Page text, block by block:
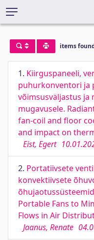
items
1. Kiirguspaneeli,
puhurkonventori ja
võimsusväljastus ja
mugavusele.
fan-coil and floor
and impact on
Eist, Egert
2. Portatiivsete
konvektiivsete
Portable Fans to
Flows in Air
Jaanus, Renate